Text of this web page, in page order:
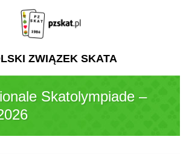
ZWIĄZEK SKATA
Skatolympiade –